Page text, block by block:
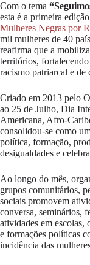
Com o tema
esta é a primeira
Mulheres Negras por
mil mulheres de 40
reafirma que a
territórios,
racismo patriarcal e de
Criado em 2013 pelo
ao 25 de Julho, Dia
Americana, Afro-
consolidou-se como
política, formação,
desigualdades e
Ao longo do mês,
grupos comunitários,
sociais promovem
conversa, seminários,
atividades em escolas,
e formações políticas
incidência das